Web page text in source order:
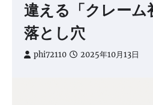
違える「クレーム
落とし穴
phi72110 2025年10月13日